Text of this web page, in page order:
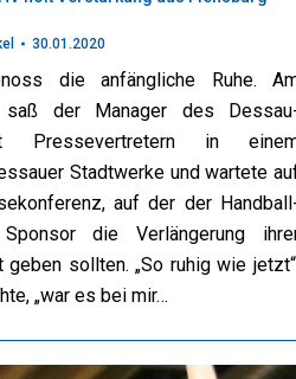
30.01.2020
die anfängliche Ruhe.
saß der Manager des
Pressevertretern in
Stadtwerke und wartete
auf der der
die Verlängerung
geben sollten. „So ruhig wie
„war es bei mir…